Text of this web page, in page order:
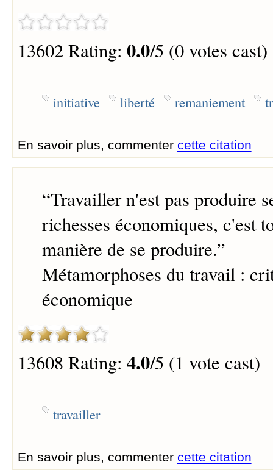
13602 Rating: 0.0/5 (0 votes cast)
initiative liberté remaniement
En savoir plus, commenter cette citation
“Travailler n'est pas produire
richesses économiques, c'est
manière de se produire.”
Métamorphoses du travail :
économique
13608 Rating: 4.0/5 (1 vote cast)
travailler
En savoir plus, commenter cette citation